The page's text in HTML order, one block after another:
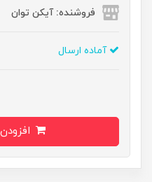
فروشنده: آیکن توان
آماده ارسال